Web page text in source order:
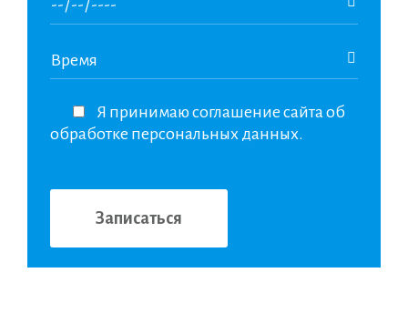
Я принимаю соглашение сайта об
обработке персональных данных.